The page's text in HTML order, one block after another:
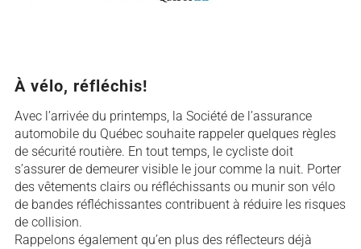
À vélo, réfléchis!
Avec l’arrivée du printemps, la Société de l’assurance
automobile du Québec souhaite rappeler quelques règles
de sécurité routière. En tout temps, le cycliste doit
s’assurer de demeurer visible le jour comme la nuit. Porter
des vêtements clairs ou réfléchissants ou munir son vélo
de bandes réfléchissantes contribuent à réduire les risques
de collision.
Rappelons également qu’en plus des réflecteurs déjà